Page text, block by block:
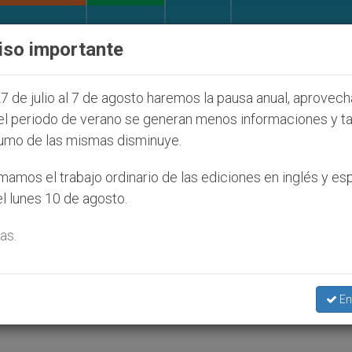
murieron defendiendo el matrimonio
instrumento de
importante
de julio al 7 de agosto haremos la pausa anual,
periodo de verano se generan menos informaciones y
de las mismas disminuye.
el trabajo ordinario de las ediciones en inglés y
lunes 10 de agosto.